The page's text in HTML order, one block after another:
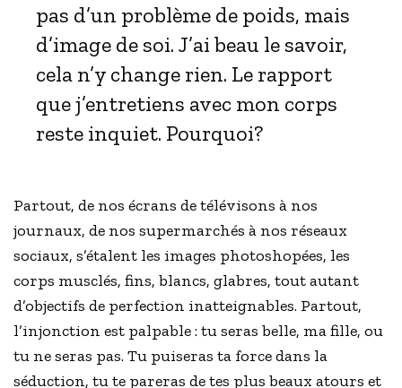
pas d’un problème de poids, mais
d’image de soi. J’ai beau le savoir,
cela n’y change rien. Le rapport
que j’entretiens avec mon corps
reste inquiet. Pourquoi?
Partout, de nos écrans de télévisons à nos
journaux, de nos supermarchés à nos réseaux
sociaux, s’étalent les images photoshopées, les
corps musclés, fins, blancs, glabres, tout autant
d’objectifs de perfection inatteignables. Partout,
l’injonction est palpable : tu seras belle, ma fille, ou
tu ne seras pas. Tu puiseras ta force dans la
séduction, tu te pareras de tes plus beaux atours et